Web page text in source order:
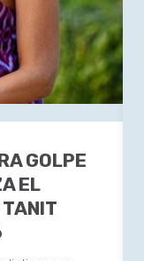
GOLPE
EL
TANIT